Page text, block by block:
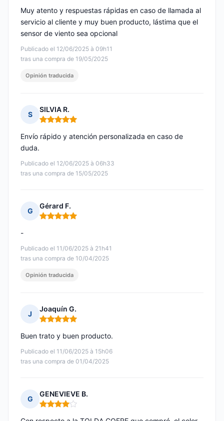
Publicado el 12/06/2025 à 09h11
tras una compra de 19/05/2025
Muy atento y respuestas rápidas en caso de llamada al
servicio al cliente y muy buen producto, lástima que el
sensor de viento sea opcional
Opinión traducida
S
SILVIA R.
Nota: 5 de 5
Publicado el 12/06/2025 à 06h33
tras una compra de 15/05/2025
Envío rápido y atención personalizada en caso de
duda.
G
Gérard F.
Nota: 5 de 5
Publicado el 11/06/2025 à 21h41
tras una compra de 10/04/2025
-
Opinión traducida
J
Joaquín G.
Nota: 5 de 5
Publicado el 11/06/2025 à 15h06
tras una compra de 01/04/2025
Buen trato y buen producto.
G
GENEVIEVE B.
Nota: 4 de 5